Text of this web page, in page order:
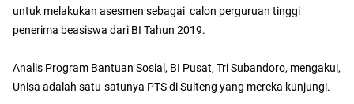
untuk melakukan asesmen sebagai calon perguruan tinggi
penerima beasiswa dari BI Tahun 2019.
Analis Program Bantuan Sosial, BI Pusat, Tri Subandoro, mengakui,
Unisa adalah satu-satunya PTS di Sulteng yang mereka kunjungi.